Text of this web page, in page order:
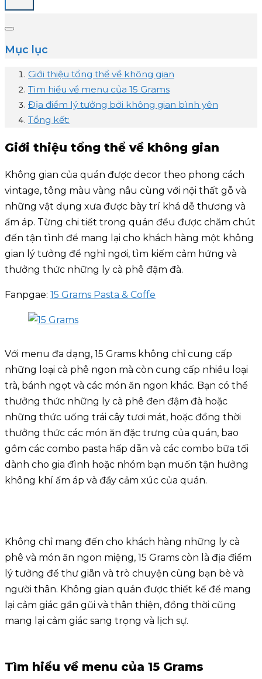
Mục lục
Giới thiệu tổng thể về không gian
Tìm hiểu về menu của 15 Grams
Địa điểm lý tưởng bởi không gian bình yên
Tổng kết:
Giới thiệu tổng thể về không gian
Không gian của quán được decor theo phong cách
vintage, tông màu vàng nâu cùng với nội thất gỗ và
những vật dụng xưa được bày trí khá dễ thương và
ấm áp. Từng chi tiết trong quán đều được chăm chút
đến tận tình để mang lại cho khách hàng một không
gian lý tưởng để nghỉ ngơi, tìm kiếm cảm hứng và
thưởng thức những ly cà phê đậm đà.
Fanpgae: 15 Grams Pasta & Coffe
Với menu đa dạng, 15 Grams không chỉ cung cấp
những loại cà phê ngon mà còn cung cấp nhiều loại
trà, bánh ngọt và các món ăn ngon khác. Bạn có thể
thưởng thức những ly cà phê đen đậm đà hoặc
những thức uống trái cây tươi mát, hoặc đồng thời
thưởng thức các món ăn đặc trưng của quán, bao
gồm các combo pasta hấp dẫn và các combo bữa tối
dành cho gia đình hoặc nhóm bạn muốn tận hưởng
không khí ấm áp và đầy cảm xúc của quán.
Không chỉ mang đến cho khách hàng những ly cà
phê và món ăn ngon miệng, 15 Grams còn là địa điểm
lý tưởng để thư giãn và trò chuyện cùng bạn bè và
người thân. Không gian quán được thiết kế để mang
lại cảm giác gần gũi và thân thiện, đồng thời cũng
mang lại cảm giác sang trọng và lịch sự.
Tìm hiểu về menu của 15 Grams